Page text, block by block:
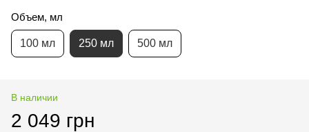
Объем, мл
100 мл 250 мл 500 мл
В наличии
2 049 грн